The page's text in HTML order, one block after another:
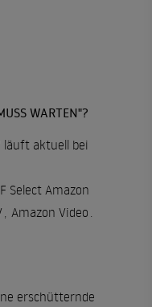
WARTEN"?
läuft aktuell bei
Select Amazon
Amazon Video
erschütternde